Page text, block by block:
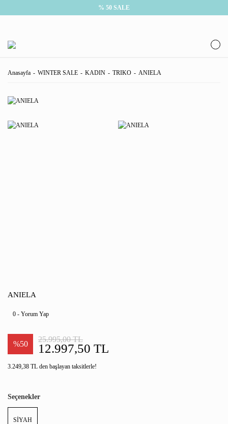
% 50 SALE
Anasayfa WINTER SALE KADIN TRIKO ANIELA
ANIELA
0 - Yorum Yap
%50 12.997,50 TL
25.995,00 TL
3.249,38 TL den başlayan taksitlerle!
Seçenekler
SİYAH